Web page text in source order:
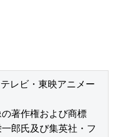
レビ・東映アニメー
著作権および商標
郎氏及び集英社・フ